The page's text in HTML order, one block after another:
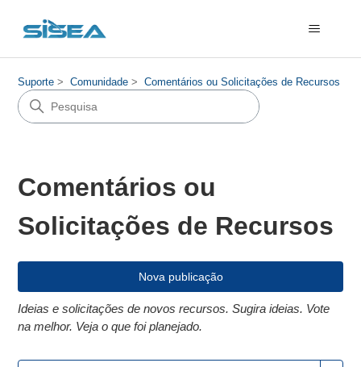
Suporte Comunidade Comentários ou Solicitações de Recursos
Comentários ou
Solicitações de Recursos
Nova publicação
Ideias e solicitações de novos recursos. Sugira ideias. Vote
na melhor. Veja o que foi planejado.